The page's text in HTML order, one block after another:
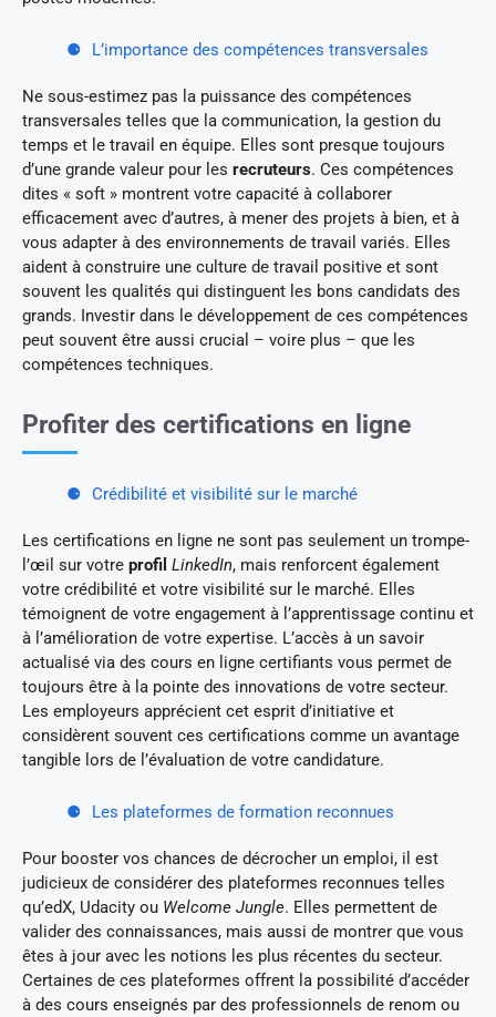
L’importance des compétences transversales
Ne sous-estimez pas la puissance des compétences
transversales telles que la communication, la gestion du
temps et le travail en équipe. Elles sont presque toujours
d’une grande valeur pour les recruteurs. Ces compétences
dites « soft » montrent votre capacité à collaborer
efficacement avec d’autres, à mener des projets à bien, et à
vous adapter à des environnements de travail variés. Elles
aident à construire une culture de travail positive et sont
souvent les qualités qui distinguent les bons candidats des
grands. Investir dans le développement de ces compétences
peut souvent être aussi crucial – voire plus – que les
compétences techniques.
Profiter des certifications en ligne
Crédibilité et visibilité sur le marché
Les certifications en ligne ne sont pas seulement un trompe-
l’œil sur votre profil LinkedIn, mais renforcent également
votre crédibilité et votre visibilité sur le marché. Elles
témoignent de votre engagement à l’apprentissage continu et
à l’amélioration de votre expertise. L’accès à un savoir
actualisé via des cours en ligne certifiants vous permet de
toujours être à la pointe des innovations de votre secteur.
Les employeurs apprécient cet esprit d’initiative et
considèrent souvent ces certifications comme un avantage
tangible lors de l’évaluation de votre candidature.
Les plateformes de formation reconnues
Pour booster vos chances de décrocher un emploi, il est
judicieux de considérer des plateformes reconnues telles
qu’edX, Udacity ou Welcome Jungle. Elles permettent de
valider des connaissances, mais aussi de montrer que vous
êtes à jour avec les notions les plus récentes du secteur.
Certaines de ces plateformes offrent la possibilité d’accéder
à des cours enseignés par des professionnels de renom ou